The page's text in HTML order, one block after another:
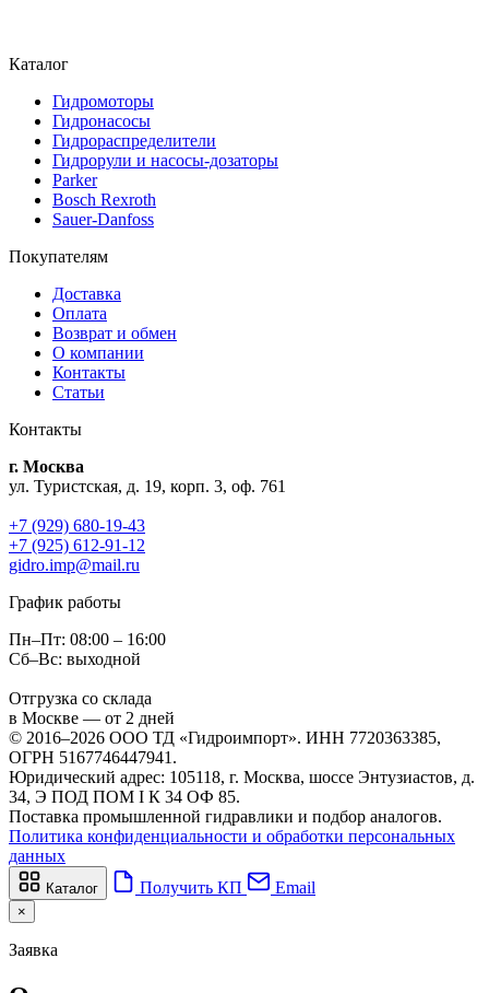
Каталог
Гидромоторы
Гидронасосы
Гидрораспределители
Гидрорули и насосы-дозаторы
Parker
Bosch Rexroth
Sauer-Danfoss
Покупателям
Доставка
Оплата
Возврат и обмен
О компании
Контакты
Статьи
Контакты
г. Москва
ул. Туристская, д. 19, корп. 3, оф. 761
+7 (929) 680-19-43
+7 (925) 612-91-12
gidro.imp@mail.ru
График работы
Пн–Пт: 08:00 – 16:00
Сб–Вс: выходной
Отгрузка со склада
в Москве — от 2 дней
© 2016–2026 ООО ТД «Гидроимпорт». ИНН 7720363385,
ОГРН 5167746447941.
Юридический адрес: 105118, г. Москва, шоссе Энтузиастов, д.
34, Э ПОД ПОМ I К 34 ОФ 85.
Поставка промышленной гидравлики и подбор аналогов.
Политика конфиденциальности и обработки персональных
данных
Каталог Получить КП Email
×
Заявка